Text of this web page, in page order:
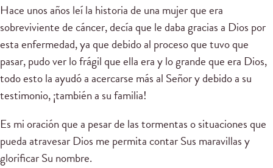
Hace unos años leí la historia de una mujer que era
sobreviviente de cáncer, decía que le daba gracias a Dios por
esta enfermedad, ya que debido al proceso que tuvo que
pasar, pudo ver lo frágil que ella era y lo grande que era Dios,
todo esto la ayudó a acercarse más al Señor y debido a su
testimonio, ¡también a su familia!
Es mi oración que a pesar de las tormentas o situaciones que
pueda atravesar Dios me permita contar Sus maravillas y
glorificar Su nombre.